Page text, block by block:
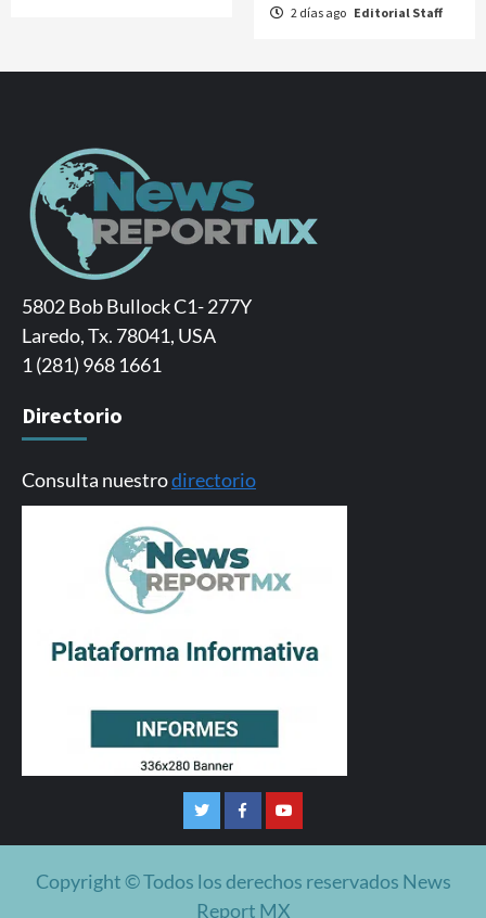
2 días ago Editorial Staff
5802 Bob Bullock C1- 277Y
Laredo, Tx. 78041, USA
1 (281) 968 1661
Directorio
Consulta nuestrodirectorio
TwitterFacebookYoutube
Copyright © Todos los derechos reservados News
Report MX